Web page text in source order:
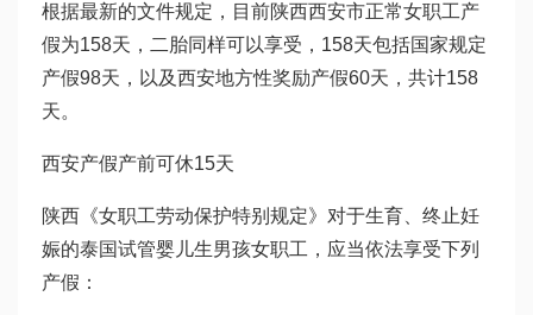
根据最新的文件规定，目前陕西西安市正常女职工产
假为158天，二胎同样可以享受，158天包括国家规定
产假98天，以及西安地方性奖励产假60天，共计158
天。
西安产假产前可休15天
陕西《女职工劳动保护特别规定》对于生育、终止妊
娠的泰国试管婴儿生男孩女职工，应当依法享受下列
产假：